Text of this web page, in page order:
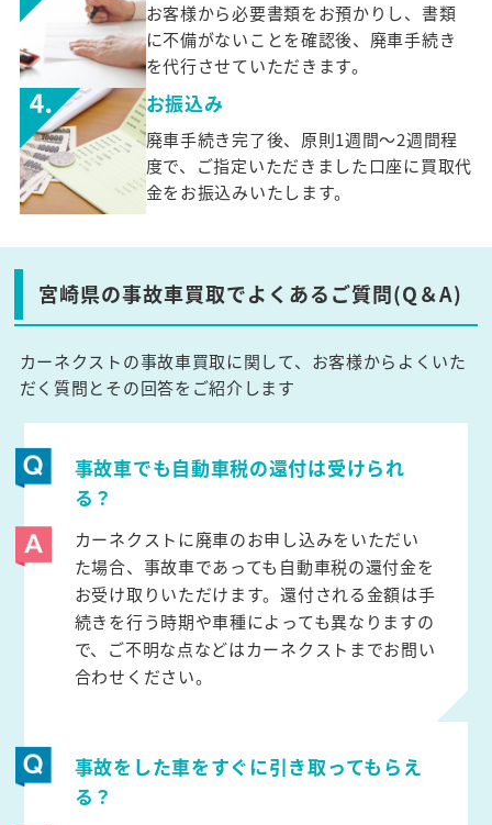
お客様から必要書類をお預かりし、書類
に不備がないことを確認後、廃車手続き
を代行させていただきます。
お振込み
廃車手続き完了後、原則1週間～2週間程
度で、ご指定いただきました口座に買取代
金をお振込みいたします。
宮崎県の事故車買取でよくあるご質問(Q＆A)
カーネクストの事故車買取に関して、お客様からよくいた
だく質問とその回答をご紹介します
事故車でも自動車税の還付は受けられ
る？
カーネクストに廃車のお申し込みをいただい
た場合、事故車であっても自動車税の還付金を
お受け取りいただけます。還付される金額は手
続きを行う時期や車種によっても異なりますの
で、ご不明な点などはカーネクストまでお問い
合わせください。
事故をした車をすぐに引き取ってもらえ
る？